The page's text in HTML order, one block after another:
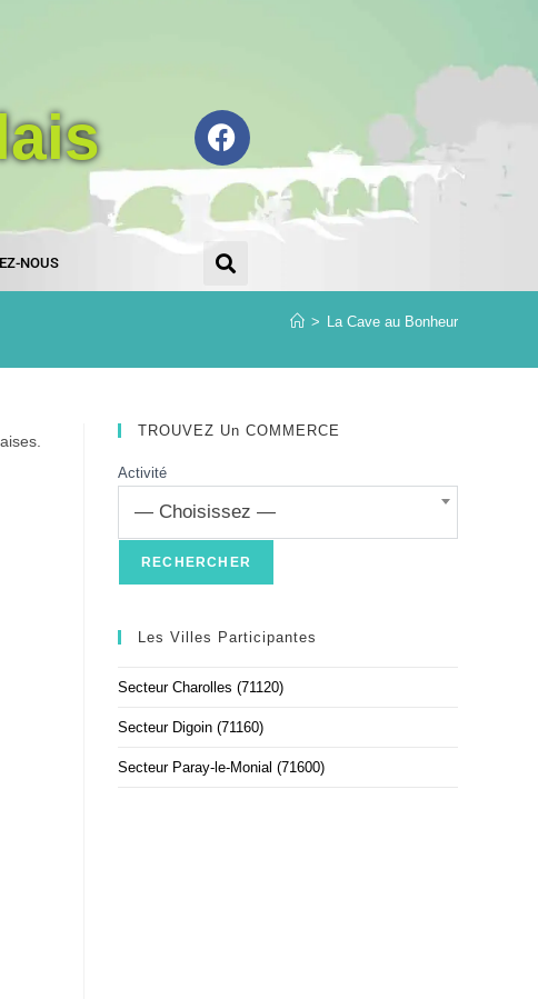
NOUS
> La Cave au Bonheur
TROUVEZ Un COMMERCE
Activité
— Choisissez —
Les Villes Participantes
Secteur Charolles (71120)
Secteur Digoin (71160)
Secteur Paray-le-Monial (71600)